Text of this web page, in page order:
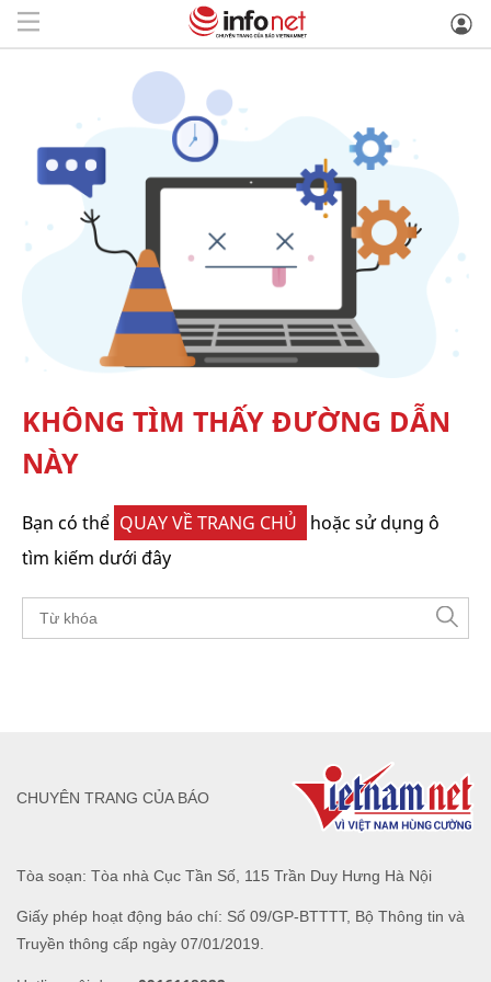
KHÔNG TÌM THẤY ĐƯỜNG DẪN
NÀY
Bạn có thể QUAY VỀ TRANG CHỦ
hoặc sử dụng ô
tìm kiếm dưới đây
Tòa soạn: Tòa nhà Cục Tần Số, 115 Trần Duy Hưng Hà Nội
Giấy phép hoạt động báo chí: Số 09/GP-BTTTT, Bộ Thông tin và
Truyền thông cấp ngày 07/01/2019.
CHUYÊN TRANG CỦA BÁO